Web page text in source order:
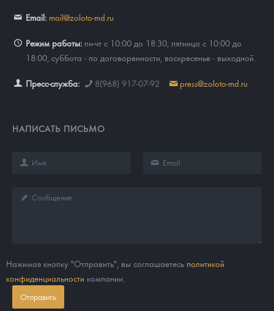
Email: mail@zoloto-md.ru
Режим работы: пн-чт с 10:00 до 18:30, пятница с 10:00 до
18:00, суббота - по договоренности, воскресенье - выходной.
Пресс-служба: 8(968) 917-07-92 press@zoloto-md.ru
НАПИСАТЬ ПИСЬМО
Нажимая кнопку "Отправить", вы соглашаетесь политикой
конфиденциальности компании.
Отправить